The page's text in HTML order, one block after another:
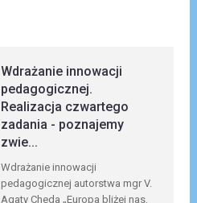
Wdrażanie innowacji
pedagogicznej.
Realizacja czwartego
zadania - poznajemy
zwie...
Wdrażanie innowacji
pedagogicznej autorstwa mgr V.
Agaty Cheda „Europa bliżej nas,